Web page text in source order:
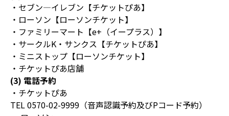
・セブン―イレブン【チケットぴあ】
・ローソン【ローソンチケット】
・ファミリーマート【e+（イープラス）】
・サークルK・サンクス【チケットぴあ】
・ミニストップ【ローソンチケット】
・チケットぴあ店舗
(3) 電話予約
・チケットぴあ
TEL 0570-02-9999（音声認識予約及びPコード予約）